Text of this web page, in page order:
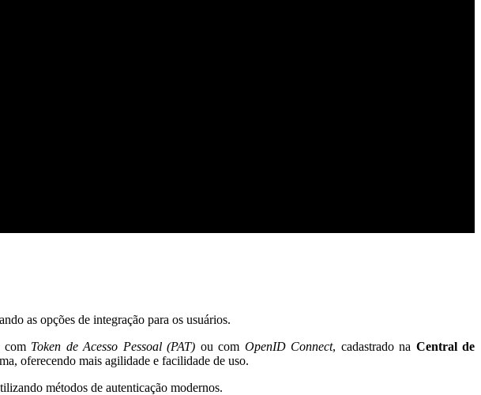
as opções de integração para os usuários.
com Token de Acesso Pessoal (PAT) ou com OpenID Connect, cadastrado na Central de
oferecendo mais agilidade e facilidade de uso.
métodos de autenticação modernos.